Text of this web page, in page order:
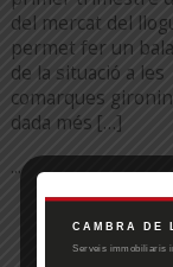
del mercat del
permet fer un
de la situació a les
comarques
dada més […]
...